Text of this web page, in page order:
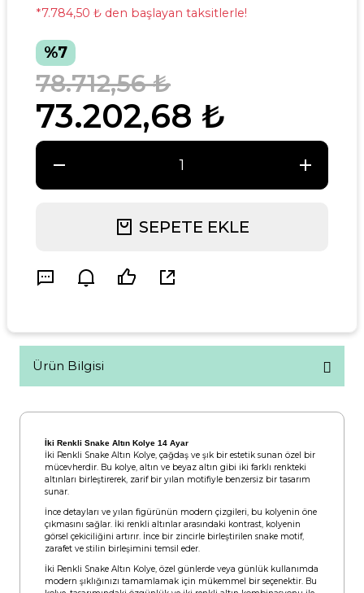
*7.784,50 ₺ den başlayan taksitlerle!
%7
73.202,68 ₺
78.712,56 ₺
SEPETE EKLE
Ürün Bilgisi
İki Renkli Snake Altın Kolye 14 Ayar
İki Renkli Snake Altın Kolye, çağdaş ve şık bir estetik sunan özel bir
mücevherdir. Bu kolye, altın ve beyaz altın gibi iki farklı renkteki
altınları birleştirerek, zarif bir yılan motifiyle benzersiz bir tasarım
sunar.
İnce detayları ve yılan figürünün modern çizgileri, bu kolyenin öne
çıkmasını sağlar. İki renkli altınlar arasındaki kontrast, kolyenin
görsel çekiciliğini artırır. İnce bir zincirle birleştirilen snake motif,
zarafet ve stilin birleşimini temsil eder.
İki Renkli Snake Altın Kolye, özel günlerde veya günlük kullanımda
modern şıklığınızı tamamlamak için mükemmel bir seçenektir. Bu